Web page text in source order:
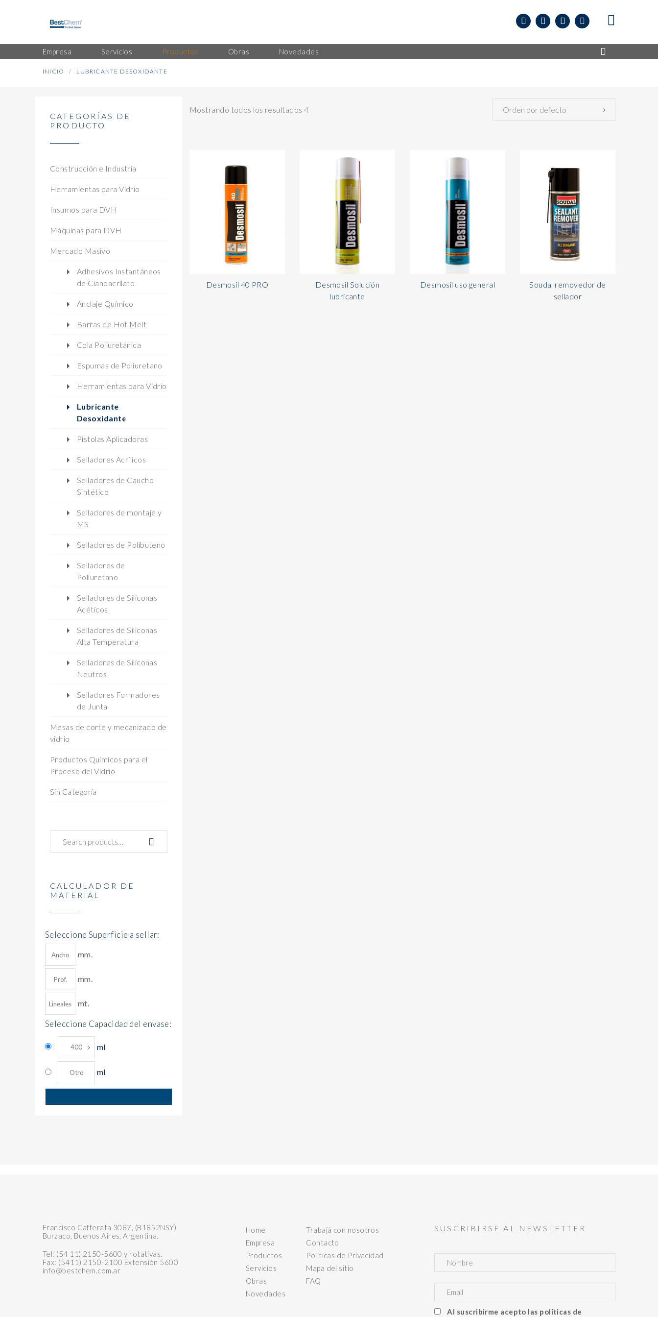
Empresa Servicios Productos Obras Novedades
INICIO LUBRICANTE DESOXIDANTE
Mostrando todos los resultados 4
Desmosil 40 PRO
Desmosil Solución
lubricante
Desmosil uso general
Soudal removedor de
sellador
CATEGORÍAS DE
PRODUCTO
Construcción e Industria
Herramientas para Vidrio
Insumos para DVH
Máquinas para DVH
Mercado Masivo
Adhesivos Instantáneos
de Cianoacrilato
Anclaje Químico
Barras de Hot Melt
Cola Poliuretánica
Espumas de Poliuretano
Herramientas para Vidrio
Lubricante
Desoxidante
Pistolas Aplicadoras
Selladores Acrílicos
Selladores de Caucho
Sintético
Selladores de montaje y
MS
Selladores de Polibuteno
Selladores de
Poliuretano
Selladores de Siliconas
Acéticos
Selladores de Siliconas
Alta Temperatura
Selladores de Siliconas
Neutros
Selladores Formadores
de Junta
Mesas de corte y mecanizado de
vidrio
Productos Químicos para el
Proceso del Vidrio
Sin Categoría
CALCULADOR DE
MATERIAL
Seleccione Superficie a sellar:
mm.
mm.
mt.
Seleccione Capacidad del envase:
ml
ml
Francisco Cafferata 3087, (B1852NSY)
Burzaco, Buenos Aires, Argentina.
Tel: (54 11) 2150-5600 y rotativas.
Fax: (5411) 2150-2100 Extensión 5600
info@bestchem.com.ar
Home
Empresa
Productos
Servicios
Obras
Novedades
Trabajá con nosotros
Contacto
Políticas de Privacidad
Mapa del sitio
FAQ
SUSCRIBIRSE AL NEWSLETTER
Al suscribirme acepto las políticas de